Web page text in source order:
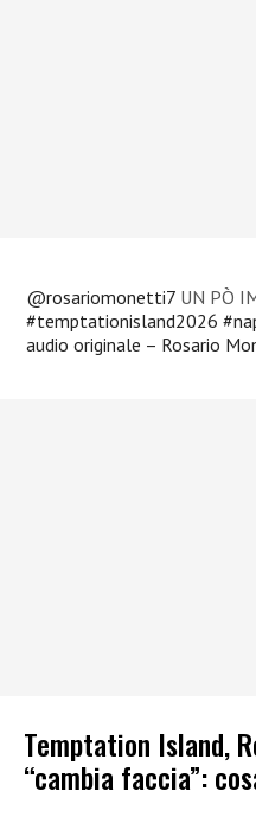
@rosariomonetti7 UN PÒ
#temptationisland2026
audio originale – Rosario
Temptation Island,
“cambia faccia”: